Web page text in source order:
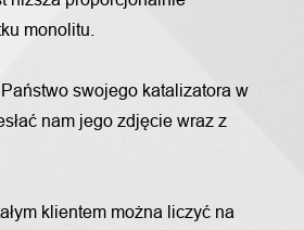
monolitu.
swojego katalizatora w
nam jego zdjęcie wraz z
klientem można liczyć na